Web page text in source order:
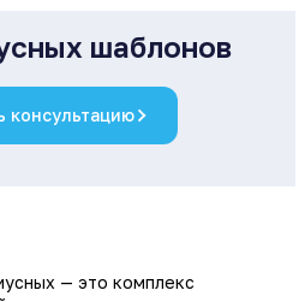
шаблонов
консультацию
— это комплекс